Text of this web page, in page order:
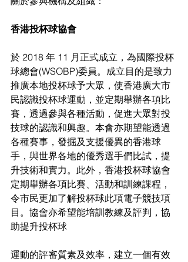
香港投杯球協會
於 2018 年 11 月正式成立，為國際投杯
球總會(WSOBP)委員。成立目的是致力
推廣本地投杯球予大眾，使香港廣大市
民認識投杯球運動，並定期舉辦各項比
賽，透過參與各種活動，促進大眾對投
技球的認識和興趣。本會亦期望能透過
各種賽事，發掘及支援優異的香港球
手，與世界各地的優秀選手們比試，提
升技術和實力。此外，香港投杯球協會
定期舉辦各項比賽、活動和訓練課程，
令市民更加了解投杯球此項電子競技項
目。協會亦希望能培訓教練及評判，協
助提升投杯球
運動的評審質素及效率，建立一個有效